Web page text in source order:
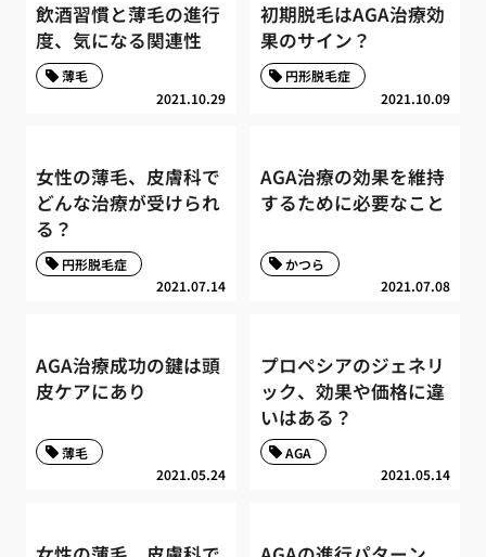
飲酒習慣と薄毛の進行
度、気になる関連性
2021.10.29
薄毛
初期脱毛はAGA治療効
果のサイン？
2021.10.09
円形脱毛症
女性の薄毛、皮膚科で
どんな治療が受けられ
る？
2021.07.14
円形脱毛症
AGA治療の効果を維持
するために必要なこと
2021.07.08
かつら
AGA治療成功の鍵は頭
皮ケアにあり
2021.05.24
薄毛
プロペシアのジェネリ
ック、効果や価格に違
いはある？
2021.05.14
AGA